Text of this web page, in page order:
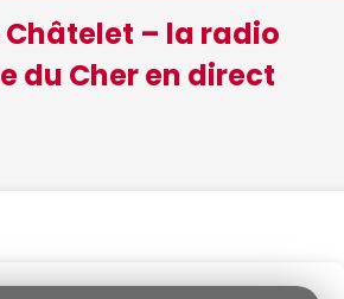
Châtelet – la radio
du Cher en direct